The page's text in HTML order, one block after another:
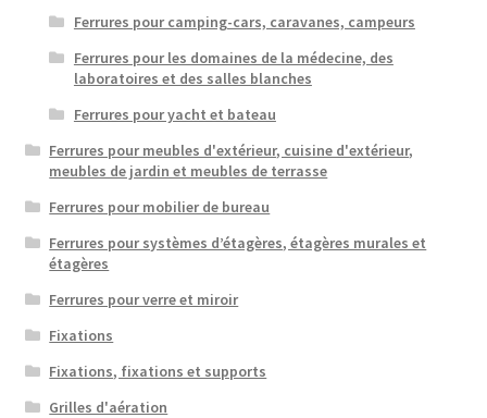
Ferrures pour camping-cars, caravanes, campeurs
Ferrures pour les domaines de la médecine, des
laboratoires et des salles blanches
Ferrures pour yacht et bateau
Ferrures pour meubles d'extérieur, cuisine d'extérieur,
meubles de jardin et meubles de terrasse
Ferrures pour mobilier de bureau
Ferrures pour systèmes d’étagères, étagères murales et
étagères
Ferrures pour verre et miroir
Fixations
Fixations, fixations et supports
Grilles d'aération